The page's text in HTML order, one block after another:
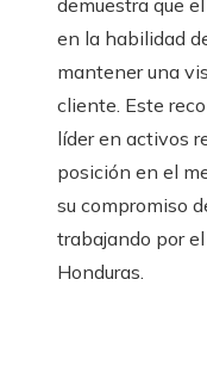
demuestra que
en la habilidad
mantener una
cliente. Este
líder en activos
posición en el
su compromiso
trabajando por
Honduras.